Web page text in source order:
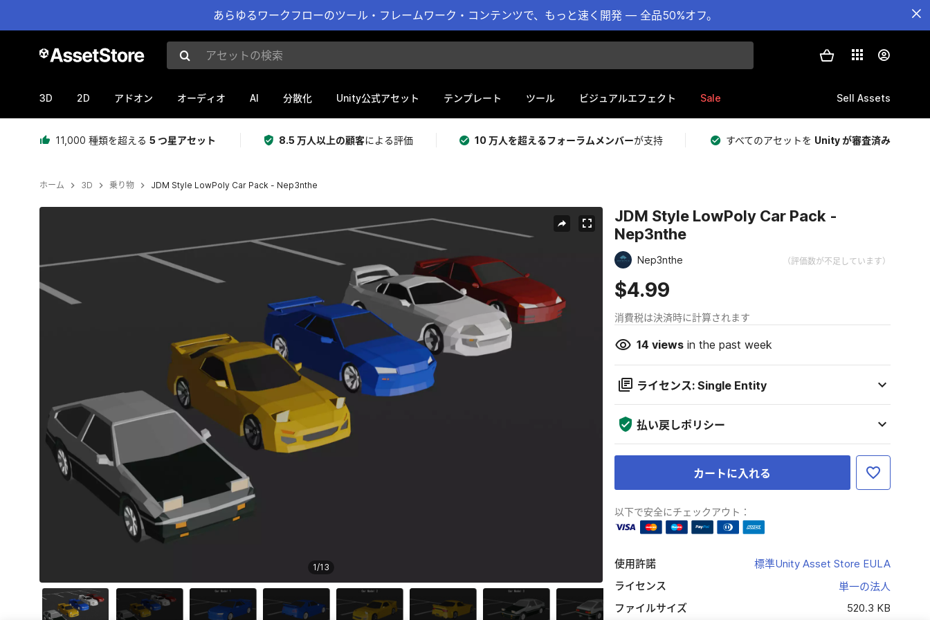
あらゆるワークフローのツール・フレームワーク・コンテンツで、もっと速く開発 — 全品50%オフ。
アセットの検索
3D 2D アドオン オーディオ AI 分散化 Unity公式アセット テンプレート ツール ビジュアルエフェクト Sale Sell Assets
11,000 種類を超える 5 つ星アセット 8.5 万人以上の顧客による評価 10 万人を超えるフォーラムメンバーが支持 すべてのアセットを Unity が審査済み
ホーム 3D 乗り物 JDM Style LowPoly Car Pack - Nep3nthe
1/13
JDM Style LowPoly Car Pack -
Nep3nthe
Nep3nthe （評価数が不足しています）
$4.99
消費税は決済時に計算されます
14 viewsin the past week
ライセンス: Single Entity
払い戻しポリシー
カートに入れる
以下で安全にチェックアウト：
使用許諾
標準Unity Asset Store EULA
ライセンス
単一の法人
ファイルサイズ
520.3 KB